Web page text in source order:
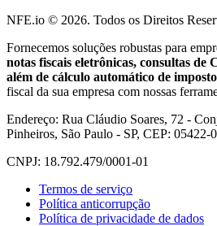
NFE.io © 2026. Todos os Direitos
Fornecemos soluções robustas para
notas fiscais eletrônicas, consultas de
além de cálculo automático de
fiscal da sua empresa com nossas
Endereço: Rua Cláudio Soares, 72 -
Pinheiros, São Paulo - SP, CEP: 05422-
CNPJ: 18.792.479/0001-01
Termos de serviço
Política anticorrupção
Política de privacidade de dados